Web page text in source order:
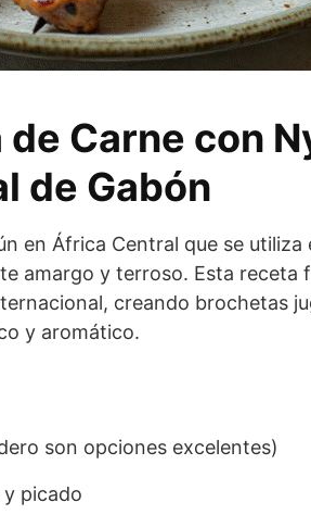
Carne con
de Gabón
en África Central que se utiliza
amargo y terroso. Esta receta
creando brochetas
y aromático.
son opciones excelentes)
picado